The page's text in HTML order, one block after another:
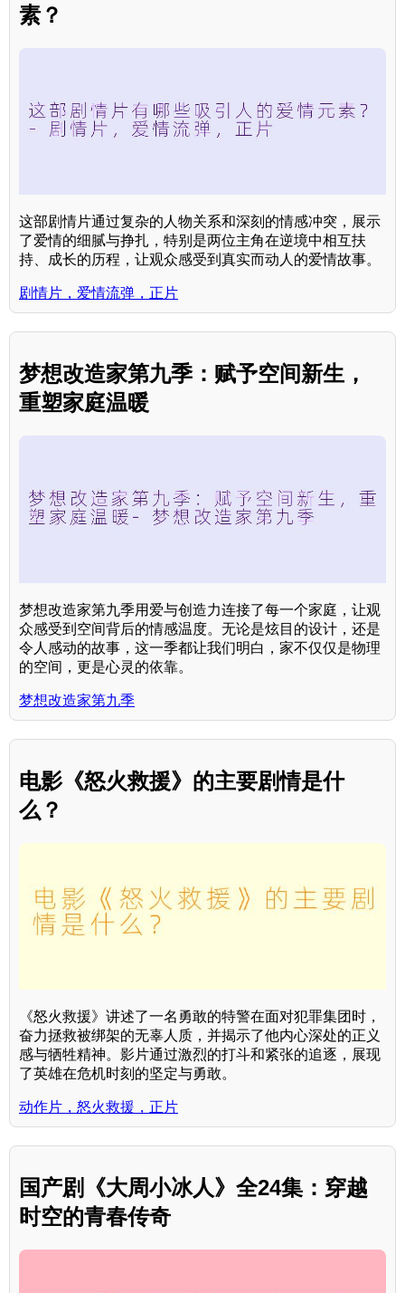
素？
这部剧情片通过复杂的人物关系和深刻的情感冲突，展示
了爱情的细腻与挣扎，特别是两位主角在逆境中相互扶
持、成长的历程，让观众感受到真实而动人的爱情故事。
剧情片，爱情流弹，正片
梦想改造家第九季：赋予空间新生，
重塑家庭温暖
梦想改造家第九季用爱与创造力连接了每一个家庭，让观
众感受到空间背后的情感温度。无论是炫目的设计，还是
令人感动的故事，这一季都让我们明白，家不仅仅是物理
的空间，更是心灵的依靠。
梦想改造家第九季
电影《怒火救援》的主要剧情是什
么？
《怒火救援》讲述了一名勇敢的特警在面对犯罪集团时，
奋力拯救被绑架的无辜人质，并揭示了他内心深处的正义
感与牺牲精神。影片通过激烈的打斗和紧张的追逐，展现
了英雄在危机时刻的坚定与勇敢。
动作片，怒火救援，正片
国产剧《大周小冰人》全24集：穿越
时空的青春传奇